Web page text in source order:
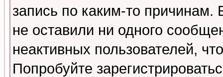
запись по каким-то
не оставили ни одного
неактивных пользователей,
Попробуйте